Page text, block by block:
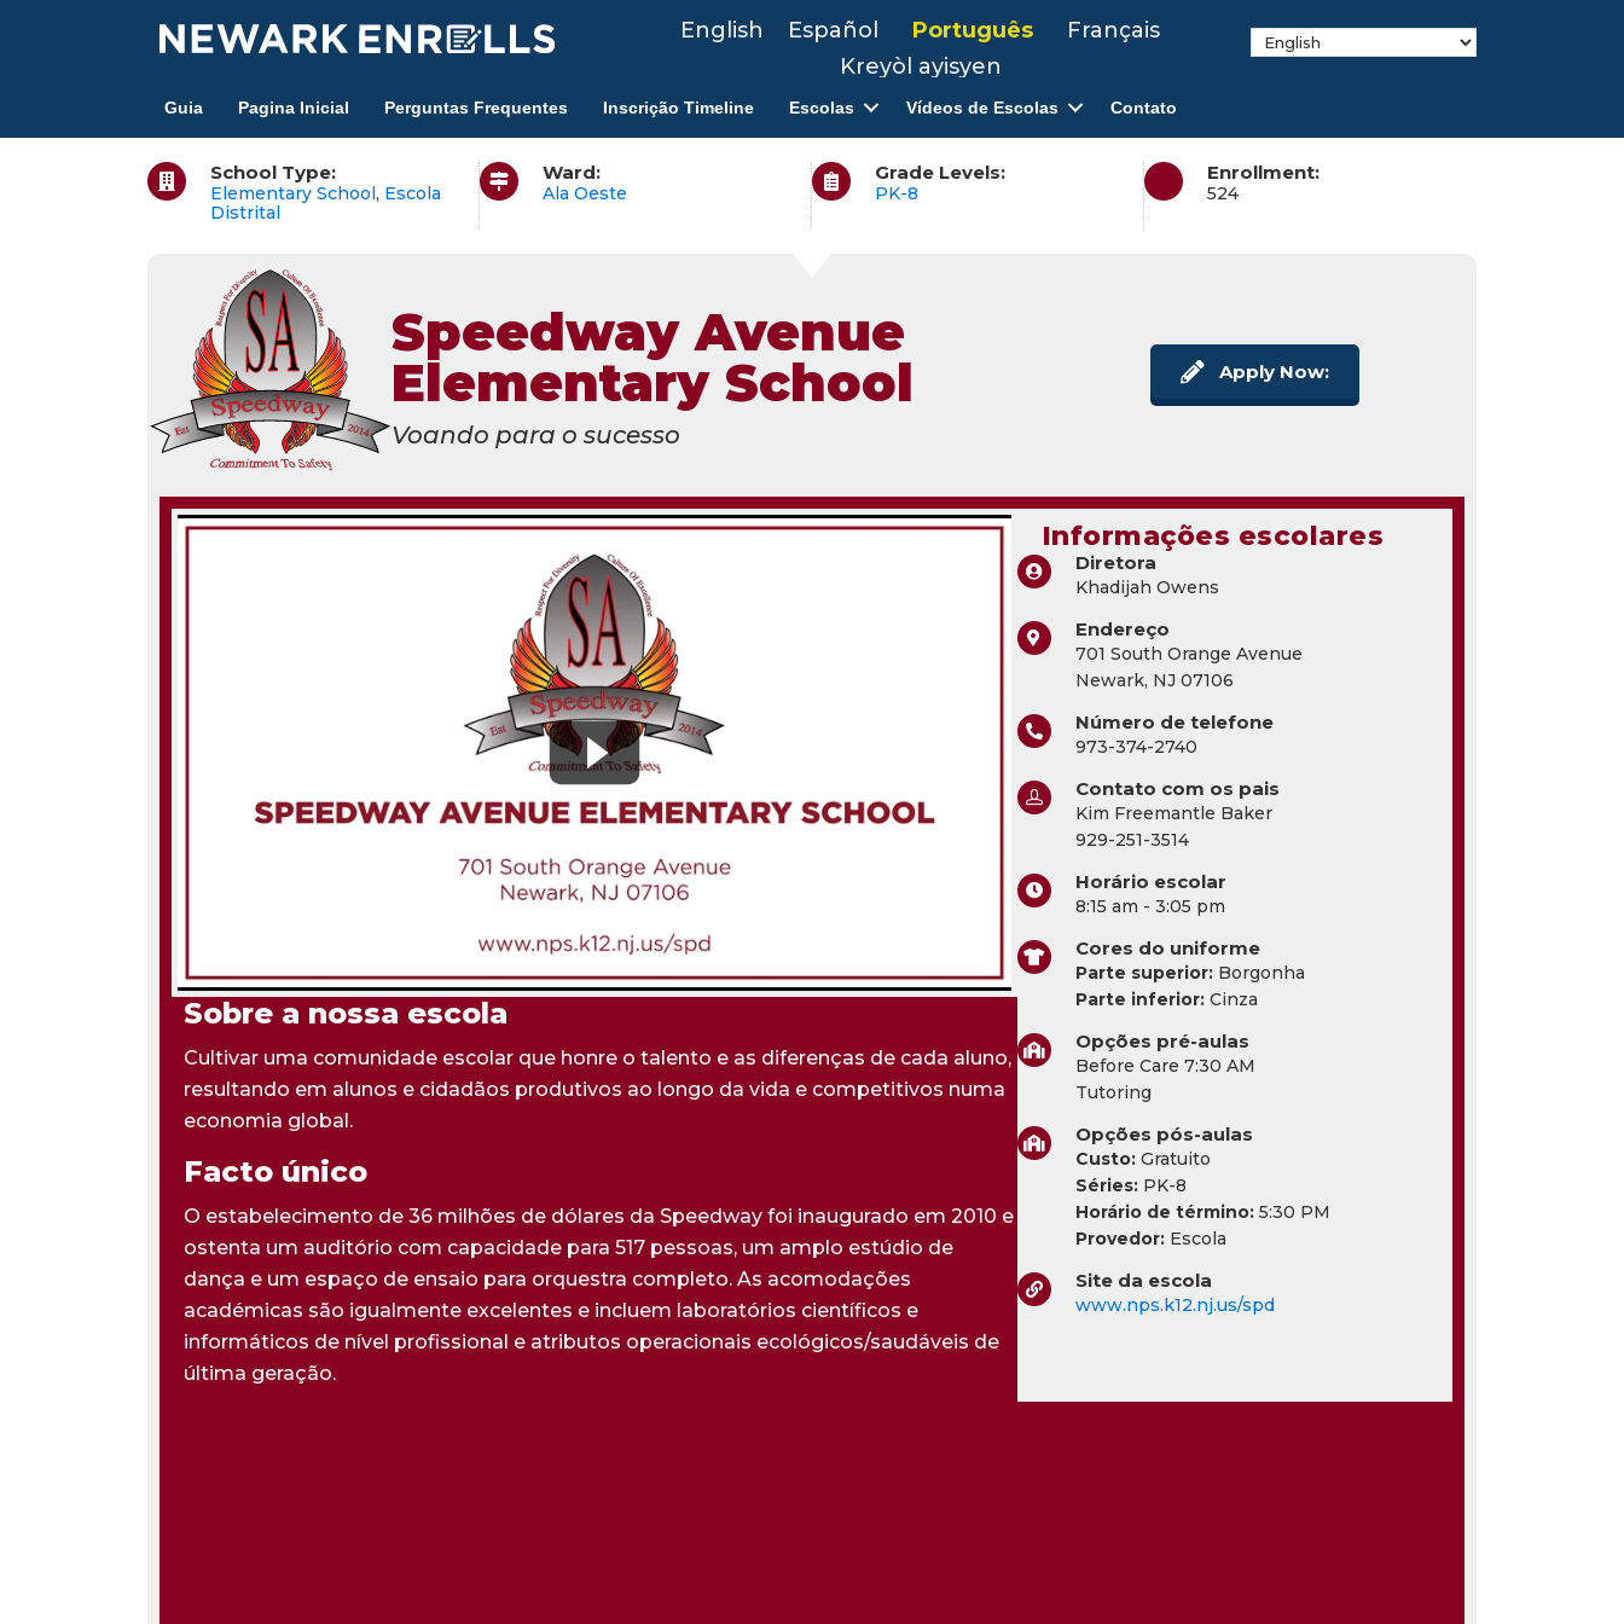
English Español Português
Français
Kreyòl ayisyen
Guia Pagina Inicial Perguntas Frequentes Inscrição Timeline Escolas Vídeos de Escolas Contato
School Type:
Elementary School, Escola
Distrital
Ward:
Ala Oeste
Grade Levels:
PK-8
Enrollment:
524
Speedway Avenue
Elementary School
Voando para o sucesso
Apply Now:
Sobre a nossa escola
Cultivar uma comunidade escolar que honre o talento e as diferenças de cada aluno,
resultando em alunos e cidadãos produtivos ao longo da vida e competitivos numa
economia global.
Facto único
O estabelecimento de 36 milhões de dólares da Speedway foi inaugurado em 2010 e
ostenta um auditório com capacidade para 517 pessoas, um amplo estúdio de
dança e um espaço de ensaio para orquestra completo. As acomodações
académicas são igualmente excelentes e incluem laboratórios científicos e
informáticos de nível profissional e atributos operacionais ecológicos/saudáveis de
última geração.
Informações escolares
Diretora
Khadijah Owens
Endereço
701 South Orange Avenue
Newark, NJ 07106
Número de telefone
973-374-2740
Contato com os pais
Kim Freemantle Baker
929-251-3514
Horário escolar
8:15 am - 3:05 pm
Cores do uniforme
Parte superior:Borgonha
Parte inferior:Cinza
Opções pré-aulas
Before Care 7:30 AM
Tutoring
Opções pós-aulas
Custo:Gratuito
Séries:PK-8
Horário de término:5:30 PM
Provedor:Escola
Site da escola
www.nps.k12.nj.us/spd